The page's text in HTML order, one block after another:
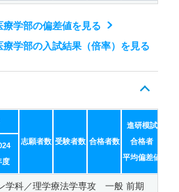
前期
－
中期
後期
倍 1人 0人 0人 －
学部の偏差値を見る
学部の入試結果（倍率）を見る
志願者数 受験者数 合格者数
進研模試
合格者
平均偏差値
度
学科／理学療法学専攻 一般 前期